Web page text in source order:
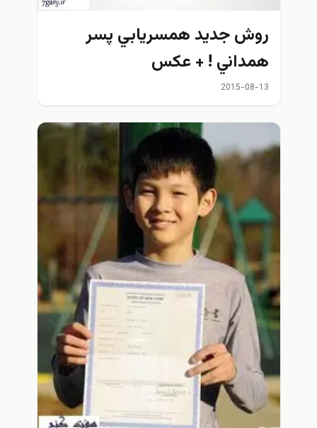
روش جديد همسريابي پسر
همداني ! + عكس
2015-08-13